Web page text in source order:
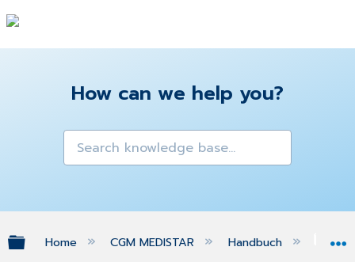
How can we help you?
Expand/collapse global hierarchy
Home CGM MEDISTAR Handbuch